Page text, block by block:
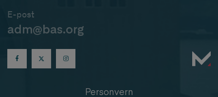
E-post
adm@bas.org
Personvern